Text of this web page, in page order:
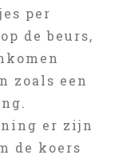
per
de beurs,
zoals een
er zijn
de koers